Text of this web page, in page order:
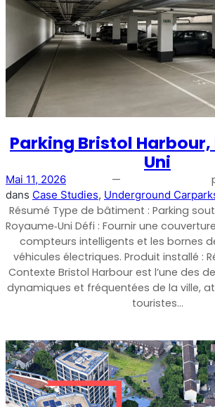
Répéteur commercial multi-
Répéteur OS6
Répéteur commercial à
Parking Bristol
Uni
Mai 11, 2026 —
dans Case Studies, Underground
Résumé Type de bâtiment : Parking
Royaume‑Uni Défi : Fournir une
compteurs intelligents et les bornes
véhicules électriques. Produit installé :
Contexte Bristol Harbour est l’une des
dynamiques et fréquentées de la ville,
touristes…